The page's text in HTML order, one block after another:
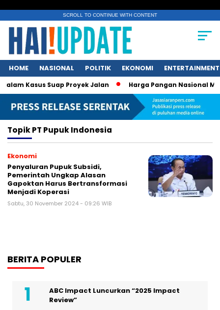
SCROLL TO CONTINUE WITH CONTENT
HOME NASIONAL POLITIK EKONOMI ENTERTAINMENT
Kasus Suap Proyek Jalan Harga Pangan Nasional
TopikPT Pupuk Indonesia
Ekonomi
Penyaluran Pupuk Subsidi,
Pemerintah Ungkap Alasan
Gapoktan Harus Bertransformasi
Menjadi Koperasi
Sabtu, 30 November 2024 - 09:26 WIB
BERITA POPULER
ABC Impact Luncurkan “2025 Impact
Review”